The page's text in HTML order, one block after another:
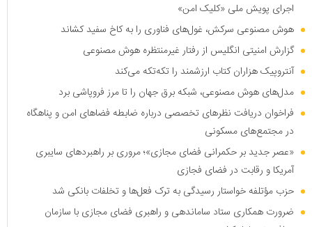
اجرای پویش ملی «کلیک امن»
هوش مصنوعی سرکش، غول‌های فناوری را به کاخ سفید کشاند
گزارش امنیتی انگلیس از رفتار غیرمنتظره هوش مصنوعی
آنتروپیک هزاران کتاب ارزشمند را تکه‌تکه می‌کند
مدل‌های هوش مصنوعی، شبکه برق جهان را تا مرز فروپاشی برد
فراخوان دریافت نظر‌های تخصصی درباره ضابطه فضا‌های امن و پناهگاه
در مجتمع‌های مسکونی
«عصر جدید بر حکمرانی فضای مجازی»؛ مروری بر راهبرد‌های سایبری
آمریکا و رقابت در فضای فجازی
حزب مؤتلفه خواستار رسیدگی به ترک فعل‌ها و تخلفات بانکی شد
ضرورت همکاری ستاد ساماندهی و راهبری فضای مجازی با سازمان